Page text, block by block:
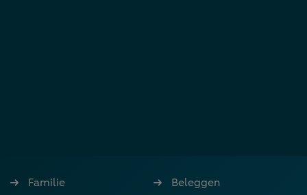
Familie
Beleggen